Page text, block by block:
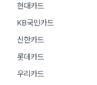
현대카드
KB국민카드
신한카드
롯데카드
우리카드